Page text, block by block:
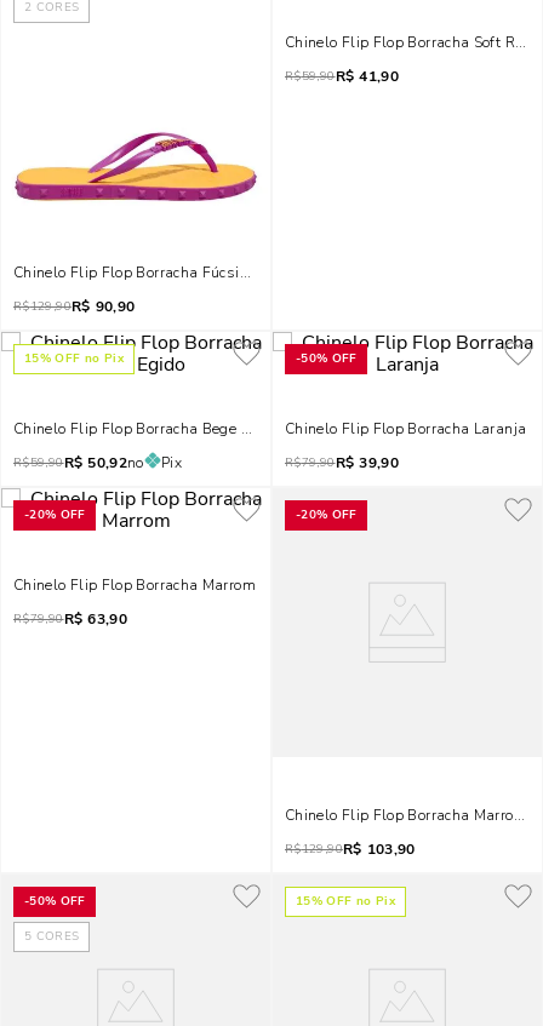
2 CORES
Chinelo Flip Flop Borracha Fúcsia Spikes
R$129,90R$ 90,90
Chinelo Flip Flop Borracha Soft
R$59,90R$ 41,90
15% OFF no Pix
Chinelo Flip Flop Borracha Bege Egido
R$59,90R$ 50,92no Pix
-50% OFF
Chinelo Flip Flop Borracha Laranja
R$79,90R$ 39,90
-20% OFF
Chinelo Flip Flop Borracha Marrom
R$79,90R$ 63,90
-20% OFF
Chinelo Flip Flop Borracha Marrom
R$129,90R$ 103,90
-50% OFF
5 CORES
15% OFF no Pix